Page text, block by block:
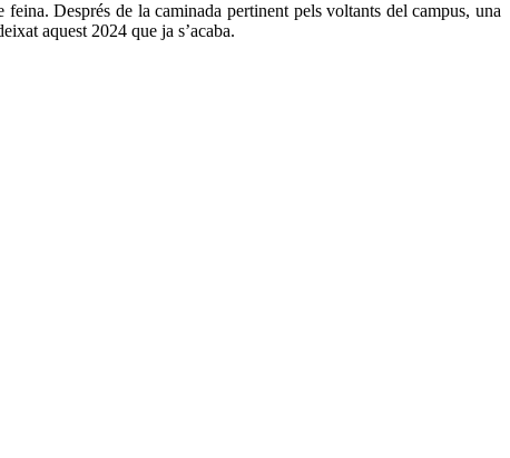
feina. Després de la caminada pertinent pels voltants del campus, una
aquest 2024 que ja s’acaba.